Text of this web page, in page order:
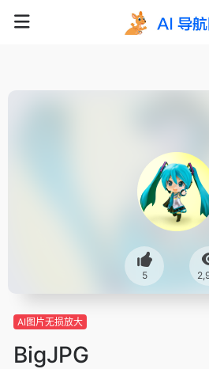
5
AI图片无损放大
BigJPG